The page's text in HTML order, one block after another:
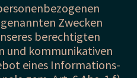
Zwecken
berechtigten
und kommunikativen
eines Informations-